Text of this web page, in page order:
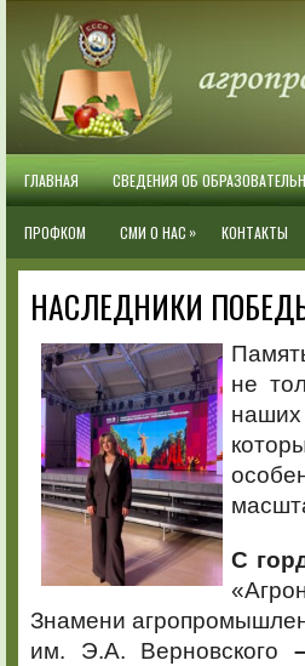
ГЛАВНАЯ СВЕДЕНИЯ ОБ
ПРОФКОМ СМИ О НАС » КОНТАКТЫ
НАСЛЕДНИКИ
не
наших
С
Знамени
им. Э.А. Верновского